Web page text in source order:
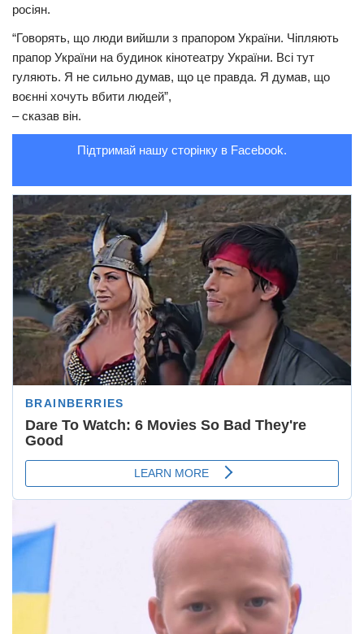
#Війна
росіян.
“Говорять, що люди вийшли з прапором України. Чіпляють
прапор України на будинок кінотеатру України. Всі тут
гуляють. Я не сильно думав, що це правда. Я думав, що
воєнні хочуть вбити людей”,
– сказав він.
Підтримай нашу сторінку в Facebook.